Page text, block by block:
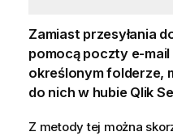
Zamiast przesyłania
pomocą poczty e-
określonym folderze,
do nich w hubie Qlik
Z metody tej można